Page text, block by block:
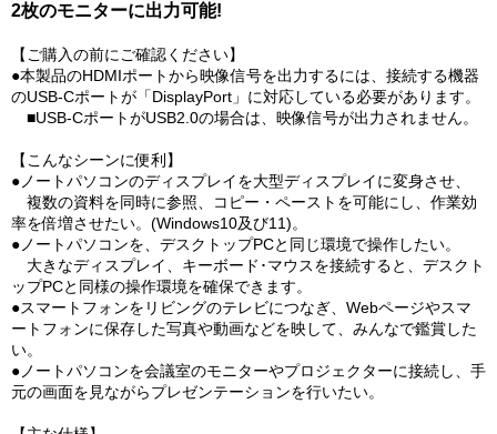
2枚のモニターに出力可能!
【ご購入の前にご確認ください】
●本製品のHDMIポートから映像信号を出力するには、接続する機器
のUSB-Cポートが「DisplayPort」に対応している必要があります。
■USB-CポートがUSB2.0の場合は、映像信号が出力されません。
【こんなシーンに便利】
●ノートパソコンのディスプレイを大型ディスプレイに変身させ、
複数の資料を同時に参照、コピー・ペーストを可能にし、作業効
率を倍増させたい。(Windows10及び11)。
●ノートパソコンを、デスクトップPCと同じ環境で操作したい。
大きなディスプレイ、キーボード･マウスを接続すると、デスクト
ップPCと同様の操作環境を確保できます。
●スマートフォンをリビングのテレビにつなぎ、Webページやスマ
ートフォンに保存した写真や動画などを映して、みんなで鑑賞した
い。
●ノートパソコンを会議室のモニターやプロジェクターに接続し、手
元の画面を見ながらプレゼンテーションを行いたい。